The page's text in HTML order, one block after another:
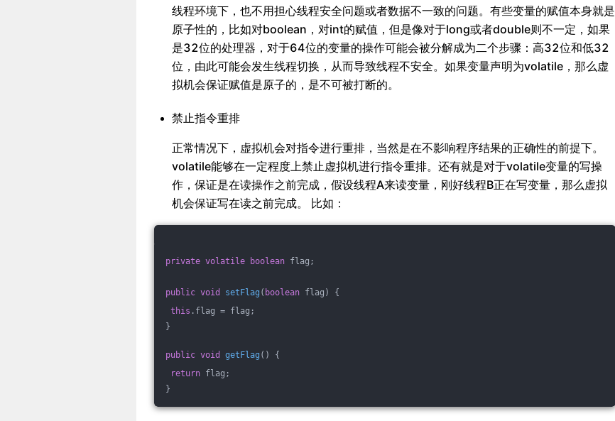
线程环境下，也不用担心线程安全问题或者数据不一致的问题。有些变量的赋值本身就是
原子性的，比如对boolean，对int的赋值，但是像对于long或者double则不一定，如果
是32位的处理器，对于64位的变量的操作可能会被分解成为二个步骤：高32位和低32
位，由此可能会发生线程切换，从而导致线程不安全。如果变量声明为volatile，那么虚
拟机会保证赋值是原子的，是不可被打断的。
禁止指令重排
正常情况下，虚拟机会对指令进行重排，当然是在不影响程序结果的正确性的前提下。
volatile能够在一定程度上禁止虚拟机进行指令重排。还有就是对于volatile变量的写操
作，保证是在读操作之前完成，假设线程A来读变量，刚好线程B正在写变量，那么虚拟
机会保证写在读之前完成。 比如：
private volatile boolean flag;
public void setFlag ( boolean flag)
{
this .flag = flag;
}
public void getFlag ()
{
return flag;
}